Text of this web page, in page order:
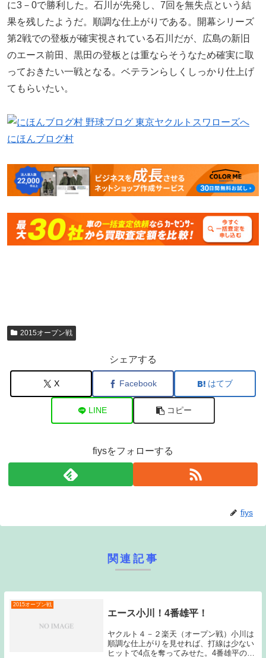
に3－0で勝利した。石川が先発し、7回を無失点という結
果を残したようだ。順調な仕上がりである。開幕シリーズ
第2戦での登板が確実視されている石川だが、広島の新旧
のエース前田、黒田の登板とは重ならそうなため確実に取
っておきたい一戦となる。ベテランらしくしっかり仕上げ
てもらいたい。
にほんブログ村
2015オープン戦
シェアする
X Facebook はてブ
LINE コピー
fiysをフォローする
fiys
関連記事
2015オープン戦
エース小川！4番雄平！
ヤクルト４－２楽天（オープン戦）小川は
順調な仕上がりを見せれば、打線は少ない
ヒットで4点を奪ってみせた。4番雄平の3